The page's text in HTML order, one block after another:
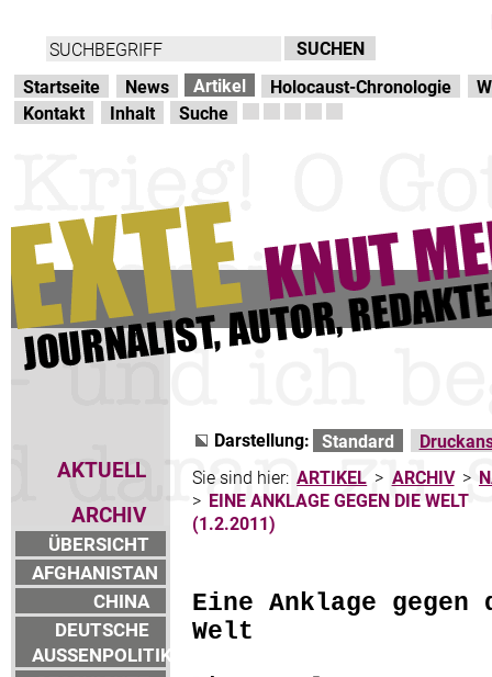
Startseite News Artikel Holocaust-Chronologie
Kontakt
Inhalt Suche
AKTUELL
ARCHIV
ÜBERSICHT
AFGHANISTAN
CHINA
DEUTSCHE
AUSSENPOLITIK
Darstellung: Standard
Sie sind hier: ARTIKEL > ARCHIV >
> EINE ANKLAGE GEGEN DIE WELT
(1.2.2011)
Eine Anklage gegen
Welt